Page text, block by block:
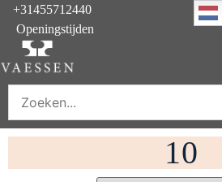
+31455712440
Openingstijden
10